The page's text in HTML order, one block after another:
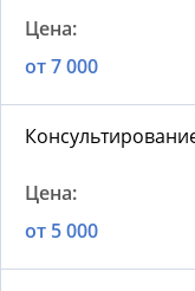
от 7 000
от 5 000